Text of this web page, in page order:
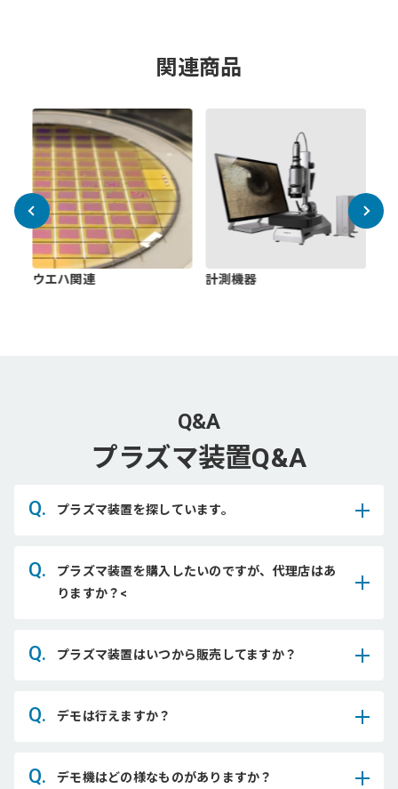
関連商品
ウエハ関連 計測機器
Q&A
プラズマ装置Q&A
Q. プラズマ装置を探しています。
Q.
プラズマ装置を購入したいのですが、代理店はあ
りますか？<
Q. プラズマ装置はいつから販売してますか？
Q. デモは行えますか？
Q. デモ機はどの様なものがありますか？